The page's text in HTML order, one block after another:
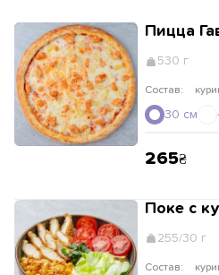
Пицца
530 г
Состав:
30 см
265
Поке с
255/30 г
Состав: